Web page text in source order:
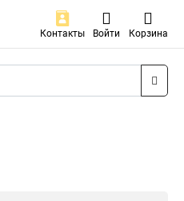
Контакты Войти Корзина